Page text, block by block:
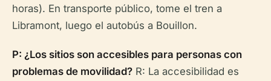
horas). En transporte público, tome el tren a
Libramont, luego el autobús a Bouillon.
P: ¿Los sitios son accesibles para personas con
problemas de movilidad? R: La accesibilidad es